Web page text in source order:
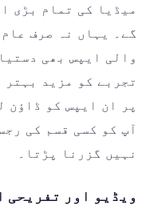
میڈیا کی تمام بڑی
گے۔ یہاں نہ صرف
والی ایپس بھی
تجربے کو مزید
پر ان ایپس کو ڈاؤن
آپ کو کسی قسم کی
نہیں گزرنا پڑتا۔
ویڈیو اور تفریحی